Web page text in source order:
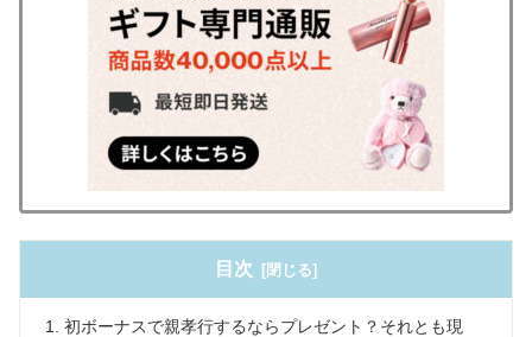
目次
初ボーナスで親孝行するならプレゼント？それとも現